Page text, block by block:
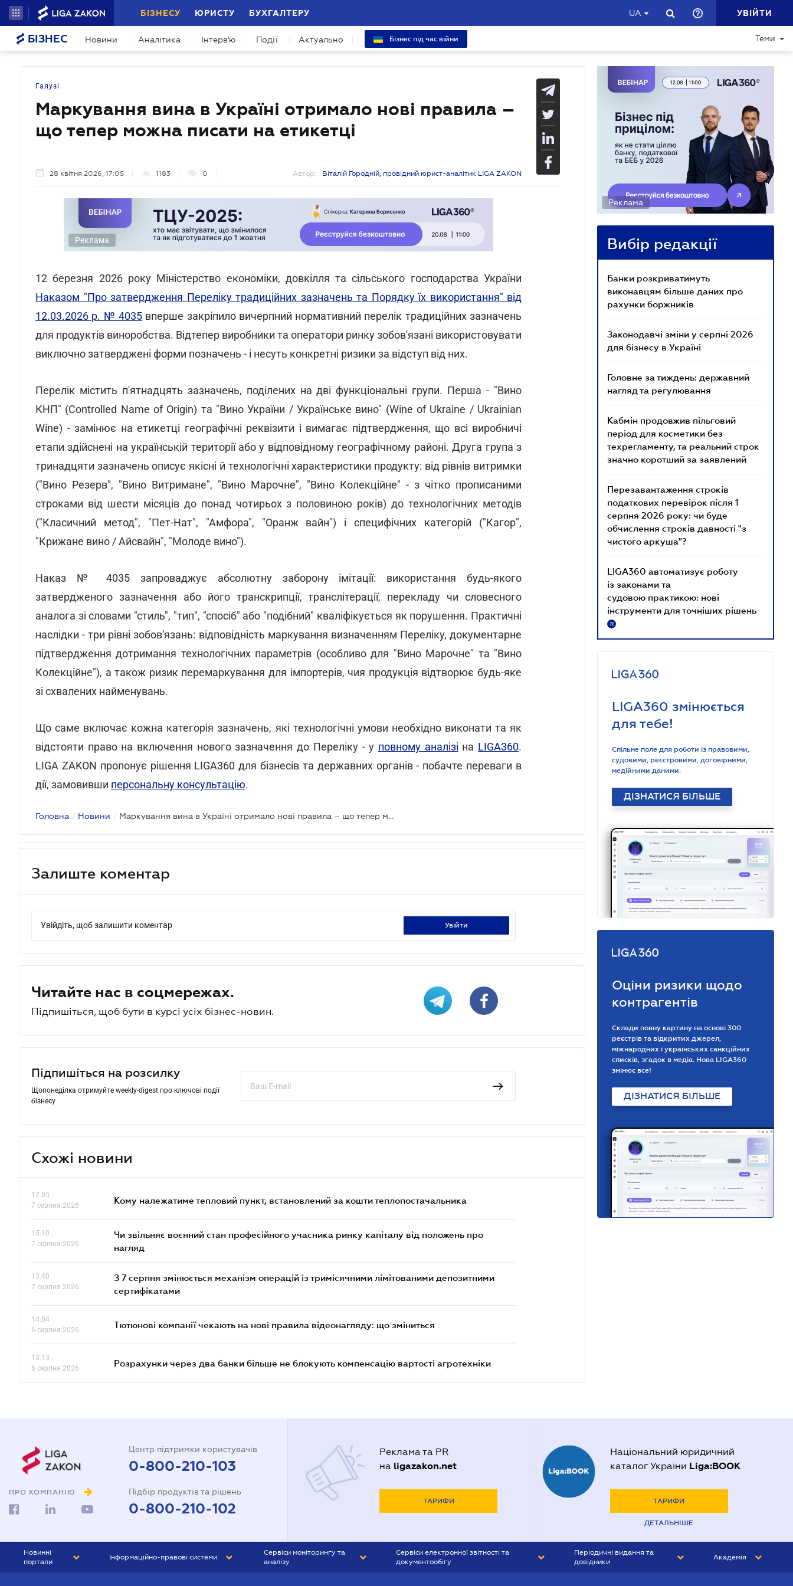
БІЗНЕСУ ЮРИСТУ БУХГАЛТЕРУ UA УВІЙТИ
БІЗНЕС Новини Аналітика Інтерв'ю Події Актуально Бізнес під час війни Теми
Галузі
Маркування вина в Україні отримало нові правила –
що тепер можна писати на етикетці
28 квітня 2026, 17:05 1183 0 Автор: Віталій Городній, провідний юрист-аналітик LIGA ZAKON
Реклама
12 березня 2026 року Міністерство економіки, довкілля та сільського господарства України
Наказом "Про затвердження Переліку традиційних зазначень та Порядку їх використання" від
12.03.2026 р. № 4035 вперше закріпило вичерпний нормативний перелік традиційних зазначень
для продуктів виноробства. Відтепер виробники та оператори ринку зобов'язані використовувати
виключно затверджені форми позначень - і несуть конкретні ризики за відступ від них.
Перелік містить п'ятнадцять зазначень, поділених на дві функціональні групи. Перша - "Вино
КНП" (Controlled Name of Origin) та "Вино України / Українське вино" (Wine of Ukraine / Ukrainian
Wine) - замінює на етикетці географічні реквізити і вимагає підтвердження, що всі виробничі
етапи здійснені на українській території або у відповідному географічному районі. Друга група з
тринадцяти зазначень описує якісні й технологічні характеристики продукту: від рівнів витримки
("Вино Резерв", "Вино Витримане", "Вино Марочне", "Вино Колекційне" - з чітко прописаними
строками від шести місяців до понад чотирьох з половиною років) до технологічних методів
("Класичний метод", "Пет-Нат", "Амфора", "Оранж вайн") і специфічних категорій ("Кагор",
"Крижане вино / Айсвайн", "Молоде вино").
Наказ № 4035 запроваджує абсолютну заборону імітації: використання будь-якого
затвердженого зазначення або його транскрипції, транслітерації, перекладу чи словесного
аналога зі словами "стиль", "тип", "спосіб" або "подібний" кваліфікується як порушення. Практичні
наслідки - три рівні зобов'язань: відповідність маркування визначенням Переліку, документарне
підтвердження дотримання технологічних параметрів (особливо для "Вино Марочне" та "Вино
Колекційне"), а також ризик перемаркування для імпортерів, чия продукція відтворює будь-яке
зі схвалених найменувань.
Що саме включає кожна категорія зазначень, які технологічні умови необхідно виконати та як
відстояти право на включення нового зазначення до Переліку - у повному аналізі на LIGA360.
LIGA ZAKON пропонує рішення LIGA360 для бізнесів та державних органів - побачте переваги в
дії, замовивши персональну консультацію.
Головна / Новини / Маркування вина в Україні отримало нові правила – що тепер можна писати на етикетці
Залиште коментар
Увійдіть, щоб залишити коментар увійти
Читайте нас в соцмережах.
Підпишіться, щоб бути в курсі усіх бізнес-новин.
Підпишіться на розсилку
Щопонеділка отримуйте weekly-digest про ключові події
бізнесу
Схожі новини
17.05
7 серпня 2026
Кому належатиме тепловий пункт, встановлений за кошти теплопостачальника
15.10
7 серпня 2026
Чи звільняє воєнний стан професійного учасника ринку капіталу від положень про
нагляд
13.40
7 серпня 2026
З 7 серпня змінюється механізм операцій із тримісячними лімітованими депозитними
сертифікатами
14.04
6 серпня 2026
Тютюнові компанії чекають на нові правила відеонагляду: що зміниться
13.13
6 серпня 2026
Розрахунки через два банки більше не блокують компенсацію вартості агротехніки
Реклама
Вибір редакції
Банки розкриватимуть
виконавцям більше даних про
рахунки боржників
Законодавчі зміни у серпні 2026
для бізнесу в Україні
Головне за тиждень: державний
нагляд та регулювання
Кабмін продовжив пільговий
період для косметики без
техрегламенту, та реальний строк
значно коротший за заявлений
Перезавантаження строків
податкових перевірок після 1
серпня 2026 року: чи буде
обчислення строків давності "з
чистого аркуша"?
LIGA360 автоматизує роботу
із законами та
судовою практикою: нові
інструменти для точніших рішень
R
LIGA360 змінюється
для тебе!
Спільне поле для роботи із правовими,
судовими, реєстровими, договірними,
медійними даними.
ДІЗНАТИСЯ БІЛЬШЕ
Оціни ризики щодо
контрагентів
Склади повну картину на основі 300
реєстрів та відкритих джерел,
міжнародних і українських санкційних
списків, згадок в медіа. Нова LIGA360
змінює все!
ДІЗНАТИСЯ БІЛЬШЕ
ПРО КОМПАНІЮ
Центр підтримки користувачів
0-800-210-103
Підбір продуктів та рішень
0-800-210-102
Реклама та PR
на ligazakon.net
ТАРИФИ
Національний юридичний
каталог України Liga:BOOK
ТАРИФИ
ДЕТАЛЬНІШЕ
Новинні
портали
Інформаційно-правові системи
Сервіси моніторингу та
аналізу
Сервіси електронної звітності та
документообігу
Періодичні видання та
довідники
Академія